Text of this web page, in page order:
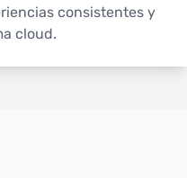
consistentes y
cloud.